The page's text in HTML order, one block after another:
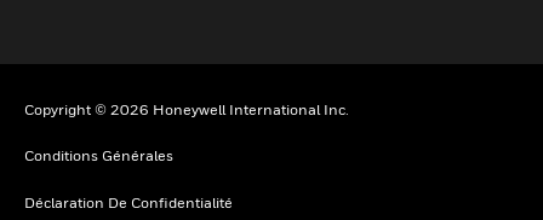
Copyright © 2026 Honeywell International Inc.
Conditions Générales
Déclaration De Confidentialité